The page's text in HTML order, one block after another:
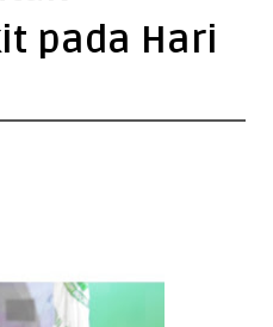
pada Hari